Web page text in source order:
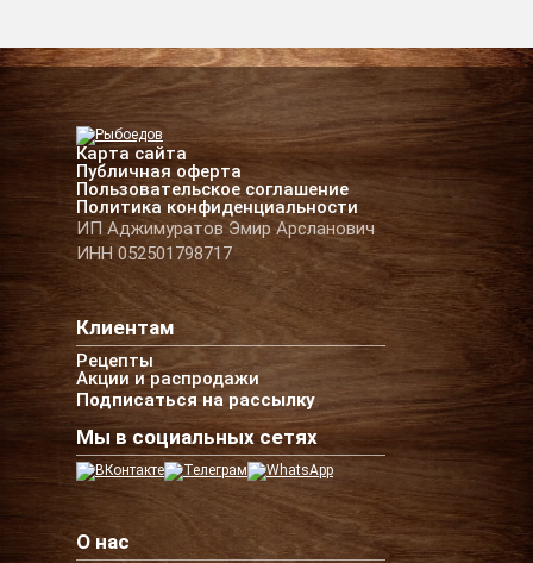
Карта сайта
Публичная оферта
Пользовательское соглашение
Политика конфиденциальности
ИП Аджимуратов Эмир Арсланович
ИНН 052501798717
Клиентам
Рецепты
Акции и распродажи
Подписаться на рассылку
Мы в социальных сетях
О нас